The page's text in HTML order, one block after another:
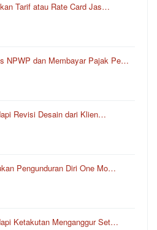
Tarif atau Rate Card Jas…
NPWP dan Membayar Pajak Pe…
Revisi Desain dari Klien…
Pengunduran Diri One Mo…
Ketakutan Menganggur Set…